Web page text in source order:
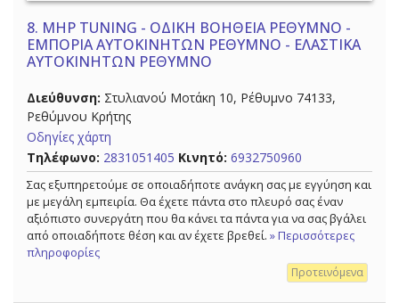
8. MHP TUNING - ΟΔΙΚΗ ΒΟΗΘΕΙΑ ΡΕΘΥΜΝΟ -
ΕΜΠΟΡΙΑ ΑΥΤΟΚΙΝΗΤΩΝ ΡΕΘΥΜΝΟ - ΕΛΑΣΤΙΚΑ
ΑΥΤΟΚΙΝΗΤΩΝ ΡΕΘΥΜΝΟ
Διεύθυνση: Στυλιανού Μοτάκη 10, Ρέθυμνο 74133,
Ρεθύμνου Κρήτης
Οδηγίες χάρτη
Τηλέφωνο: 2831051405 Κινητό: 6932750960
Σας εξυπηρετούμε σε οποιαδήποτε ανάγκη σας με εγγύηση και
με μεγάλη εμπειρία. Θα έχετε πάντα στο πλευρό σας έναν
αξιόπιστο συνεργάτη που θα κάνει τα πάντα για να σας βγάλει
από οποιαδήποτε θέση και αν έχετε βρεθεί. » Περισσότερες
πληροφορίες
Προτεινόμενα